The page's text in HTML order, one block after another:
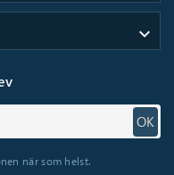
expand_more
OK
när som helst.